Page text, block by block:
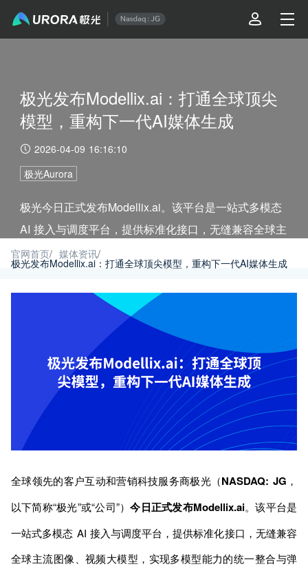
极光发布Modellix.ai：打通全球顶尖
模型，重构下一代AI媒体生成
2026-04-09 16:16:10
极光Aurora
极光今日正式发布Modellix.ai。该平台是一站式多模态
AI 接入与调度平台，提供标准化接口，无缝兼容全球主
流图像、视频大模型，实现多模型能力的统一整合与弹
性调用，为企业打造可快速复制、规模化落地的 AI 业
务创新底座。
官网首页/ 媒体资讯/
极光发布Modellix.ai：打通全球顶尖模型，重构下一代AI媒体生成
全球领先的客户互动和营销科技服务商极光（NASDAQ: JG ，
以下简称“极光”或“公司”）今日正式发布Modellix.ai。该平台是
一站式多模态 AI 接入与调度平台，提供标准化接口，无缝兼容
全球主流图像、视频大模型，实现多模型能力的统一整合与弹